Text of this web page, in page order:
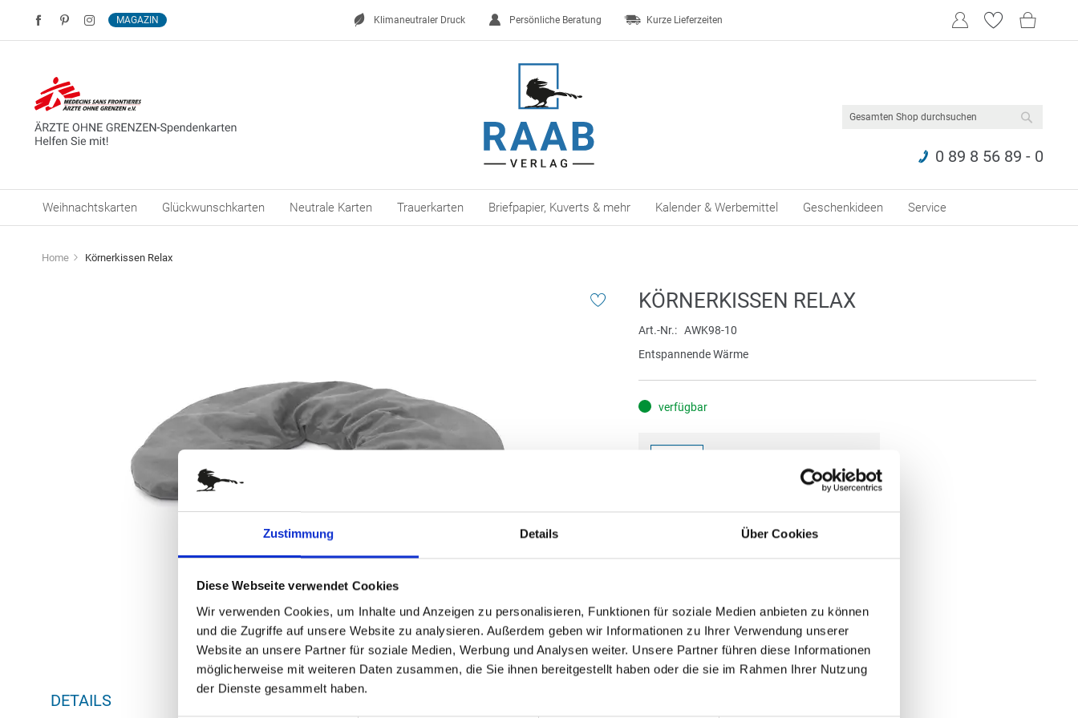
Zustimmung Details Über Cookies
Diese Webseite verwendet Cookies
Wir verwenden Cookies, um Inhalte und Anzeigen zu personalisieren, Funktionen für soziale Medien anbieten zu können
und die Zugriffe auf unsere Website zu analysieren. Außerdem geben wir Informationen zu Ihrer Verwendung unserer
Website an unsere Partner für soziale Medien, Werbung und Analysen weiter. Unsere Partner führen diese Informationen
möglicherweise mit weiteren Daten zusammen, die Sie ihnen bereitgestellt haben oder die sie im Rahmen Ihrer Nutzung
der Dienste gesammelt haben.
Klimaneutraler Druck Persönliche Beratung Kurze Lieferzeiten
MAGAZIN
0 89 8 56 89 - 0
Weihnachtskarten Glückwunschkarten Neutrale Karten Trauerkarten Briefpapier, Kuverts & mehr Kalender & Werbemittel Geschenkideen Service
Home Körnerkissen Relax
Anfang
KÖRNERKISSEN RELAX
Art.-Nr.
AWK98-10
Entspannende Wärme
verfügbar
zzgl. MwSt.)
DETAILS